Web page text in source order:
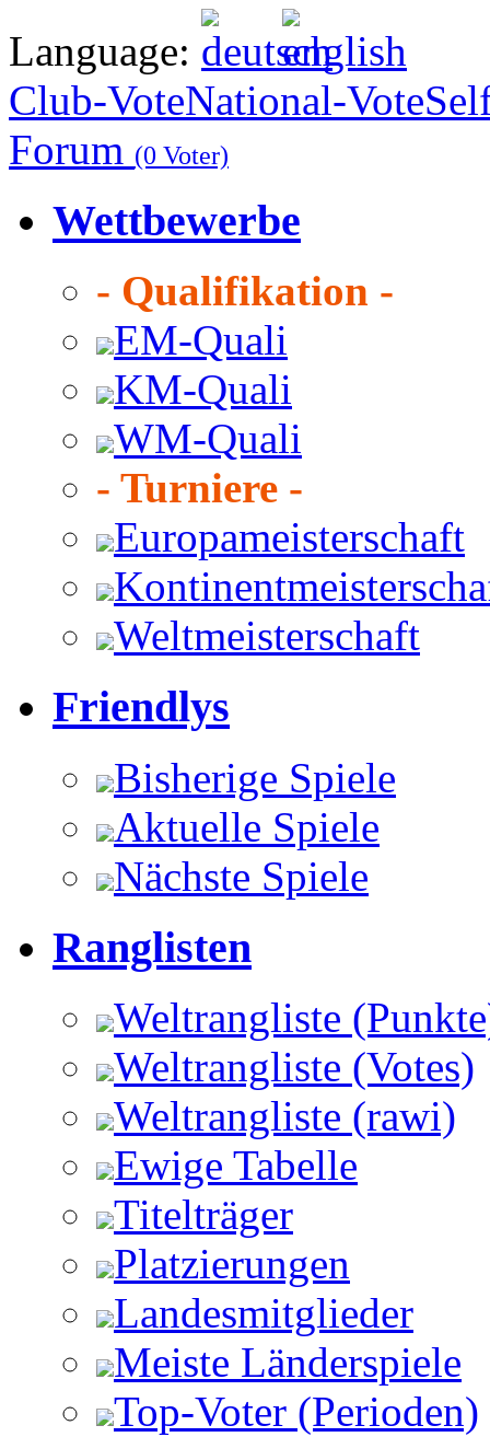
Language:
Club-VoteNational-Vote
Forum (0 Voter)
Wettbewerbe
- Qualifikation -
EM-Quali
KM-Quali
WM-Quali
- Turniere -
Europameisterschaft
Weltmeisterschaft
Friendlys
Bisherige Spiele
Aktuelle Spiele
Nächste Spiele
Ranglisten
Weltrangliste
Weltrangliste (Votes)
Weltrangliste (rawi)
Ewige Tabelle
Titelträger
Platzierungen
Landesmitglieder
Meiste Länderspiele
Top-Voter (Perioden)